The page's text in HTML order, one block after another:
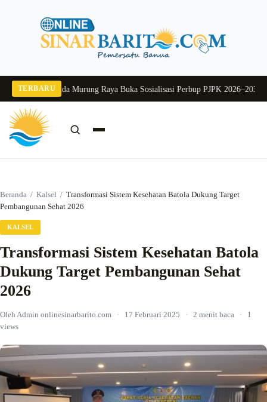
TERBARU
2026Pj Sekda Murung Raya Buka Sosialisasi Perbup PJPK 2026–2030
Beranda / Kalsel / Transformasi Sistem Kesehatan Batola Dukung Target
Pembangunan Sehat 2026
KALSEL
Transformasi Sistem Kesehatan Batola
Dukung Target Pembangunan Sehat
2026
Oleh Admin onlinesinarbarito.com · 17 Februari 2025 · 2 menit baca ·
1
views